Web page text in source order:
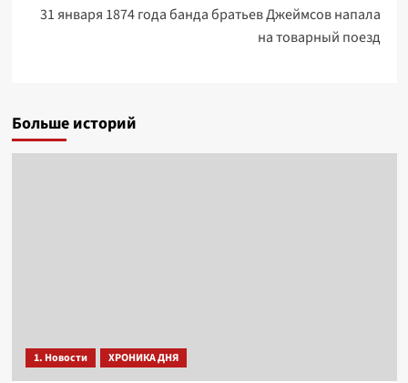
31 января 1874 года банда братьев Джеймсов напала
на товарный поезд
Больше историй
1. Новости ХРОНИКА ДНЯ